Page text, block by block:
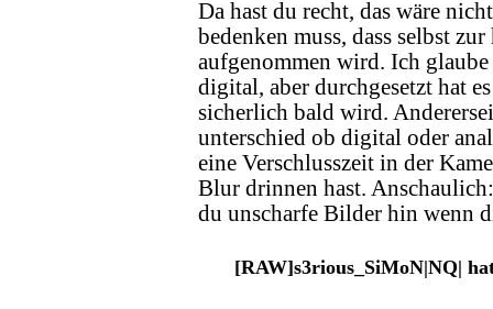
Da hast du recht, das wäre
bedenken muss, dass selbst
aufgenommen wird. Ich
digital, aber durchgesetzt hat
sicherlich bald wird.
unterschied ob digital oder
eine Verschlusszeit in der
Blur drinnen hast.
du unscharfe Bilder hin wenn
[RAW]s3rious_SiMoN|NQ|